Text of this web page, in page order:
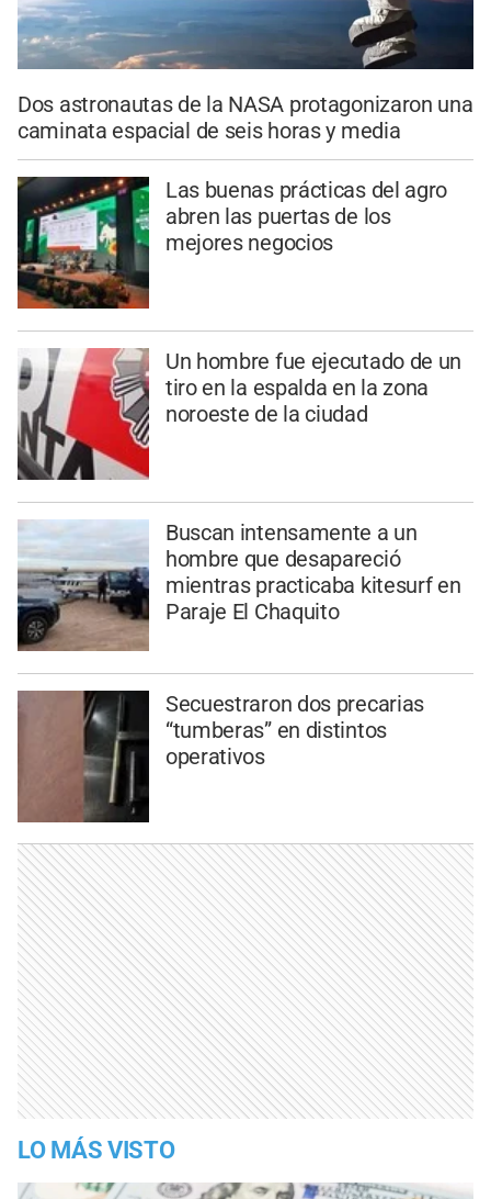
Dos astronautas de la NASA protagonizaron una
caminata espacial de seis horas y media
Las buenas prácticas del agro
abren las puertas de los
mejores negocios
Un hombre fue ejecutado de un
tiro en la espalda en la zona
noroeste de la ciudad
Buscan intensamente a un
hombre que desapareció
mientras practicaba kitesurf en
Paraje El Chaquito
Secuestraron dos precarias
“tumberas” en distintos
operativos
LO MÁS VISTO